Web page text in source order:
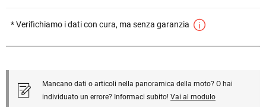
* Verifichiamo i dati con cura, ma senza garanzia
Mancano dati o articoli nella panoramica della moto? O hai
individuato un errore? Informaci subito! Vai al modulo